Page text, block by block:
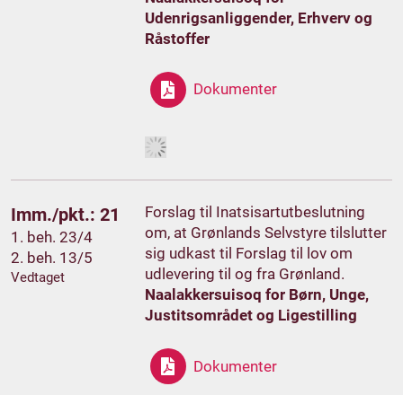
Udenrigsanliggender, Erhverv og
Råstoffer
Dokumenter
Imm./pkt.: 21
1. beh. 23/4
2. beh. 13/5
Vedtaget
Forslag til Inatsisartutbeslutning
om, at Grønlands Selvstyre tilslutter
sig udkast til Forslag til lov om
udlevering til og fra Grønland.
Naalakkersuisoq for Børn, Unge,
Justitsområdet og Ligestilling
Dokumenter